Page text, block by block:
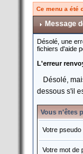
Ce menu a été
Message
Désolé, une
fichiers d'aide
L'erreur
Désolé,
dessous s'il
Vous n'êtes
Votre pseudo
Votre mot de